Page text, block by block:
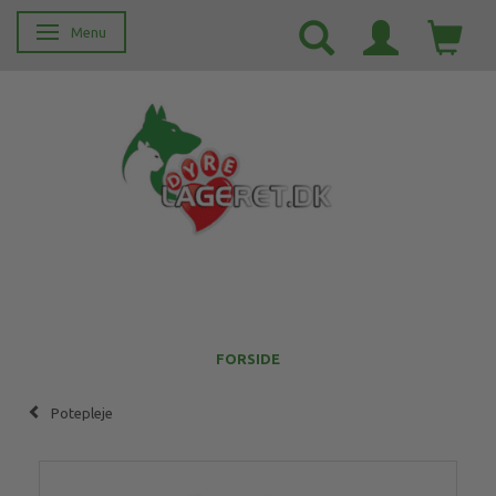
Skifte navigation
Menu
FORSIDE
Potepleje